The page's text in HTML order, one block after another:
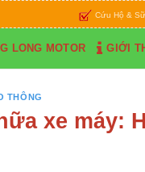
Cứu Hộ & Sữa
LONG MOTOR GIỚI
THÔNG
xe máy: